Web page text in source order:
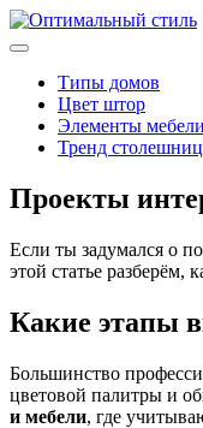
Типы домов
Цвет штор
Элементы мебели
Тренд столешниц
Проекты
Если ты задумался о
этой статье разберём,
Какие этапы
Большинство
цветовой палитры и
и мебели, где